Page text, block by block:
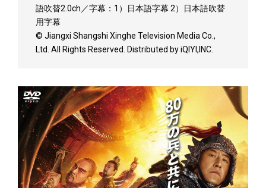
語吹替2.0ch／字幕：1）日本語字幕 2）日本語吹替
用字幕
© Jiangxi Shangshi Xinghe Television Media Co.,
Ltd. All Rights Reserved. Distributed by iQIYI,INC.